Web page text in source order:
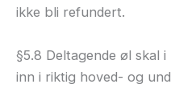
ikke bli refundert.
§5.8 Deltagende øl skal
inn i riktig hoved- og